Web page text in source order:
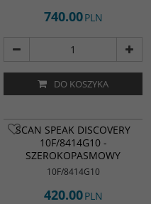
740.00PLN
DO KOSZYKA
SCAN SPEAK DISCOVERY
10F/8414G10 -
SZEROKOPASMOWY
10F/8414G10
420.00PLN